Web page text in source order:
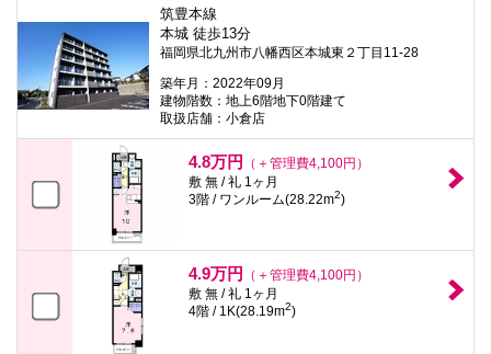
筑豊本線
本城 徒歩13分
福岡県北九州市八幡西区本城東２丁目11-28
築年月：2022年09月
建物階数：地上6階地下0階建て
取扱店舗：小倉店
4.8万円
（＋管理費4,100円）
敷 無 / 礼 1ヶ月
3階 / ワンルーム(28.22m2)
4.9万円
（＋管理費4,100円）
敷 無 / 礼 1ヶ月
4階 / 1K(28.19m2)